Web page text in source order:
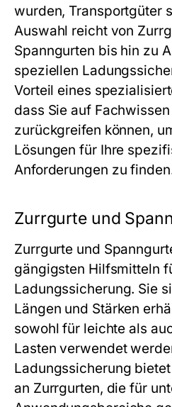
wurden, Transportgüter
Auswahl reicht von
Spanngurten bis hin zu
speziellen
Vorteil eines
dass Sie auf
zurückgreifen können,
Lösungen für Ihre
Anforderungen zu
Zurrgurte und
Zurrgurte und
gängigsten Hilfsmitteln
Ladungssicherung. Sie
Längen und Stärken
sowohl für leichte als
Lasten verwendet
Ladungssicherung
an Zurrgurten, die für